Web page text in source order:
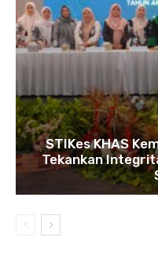
STIKes KHAS
Tekankan